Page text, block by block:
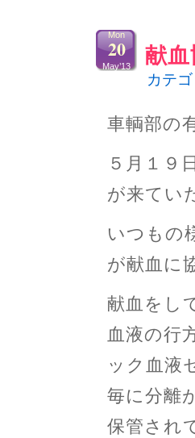
献
Mon
20
May’13
カテ
車輌部の
５月１９
が来てい
いつもの
が献血に
献血をし
血液の行
ック血液
毎に分離
保管され